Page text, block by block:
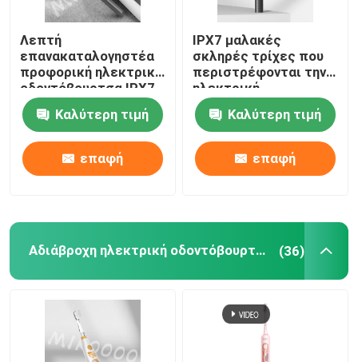
Λεπτή
επανακαταλογηστέα
προφορική ηλεκτρική
οδοντόβουρτσα IPX7
προσοχής αδιάβροχη
με 3 τρόπους
Καλύτερη τιμή
επαφή
IPX7 μαλακές
σκληρές τρίχες που
περιστρέφονται την
ηλεκτρική
οδοντόβουρτσα
επανακαταλογηστέα
για την προστασία
γόμμας
Καλύτερη τιμή
επαφή
Αδιάβροχη ηλεκτρική οδοντόβουρτσα (36)